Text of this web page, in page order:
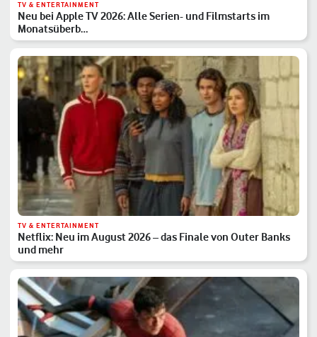
TV & ENTERTAINMENT
Neu bei Apple TV 2026: Alle Serien- und Filmstarts im
Monatsüberb…
TV & ENTERTAINMENT
Netflix: Neu im August 2026 – das Finale von Outer Banks
und mehr